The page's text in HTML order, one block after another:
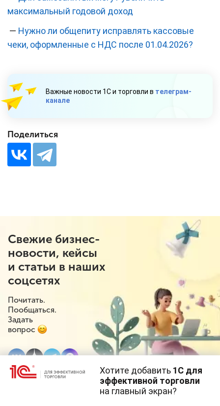
максимальный годовой доход
— Нужно ли общепиту исправлять кассовые
чеки, оформленные с НДС после 01.04.2026?
Важные новости 1С и торговли в телеграм-
канале
Поделиться
Свежие бизнес-
новости, кейсы
и статьи в наших
соцсетях
Почитать.
Пообщаться.
Задать
вопрос
cookie-файлы (файлы с данными о прошлых
Хотите добавить 1С для
эффективной торговли
на главный экран?